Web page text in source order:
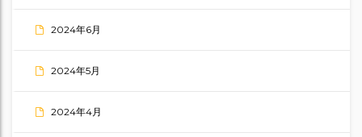
2024年6月
2024年5月
2024年4月